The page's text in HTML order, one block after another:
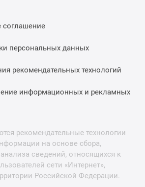
соглашение
персональных данных
рекомендательных технологий
информационных и рекламных
рекомендательные технологии
на основе сбора,
сведений, относящихся к
сети «Интернет»,
Российской Федерации.